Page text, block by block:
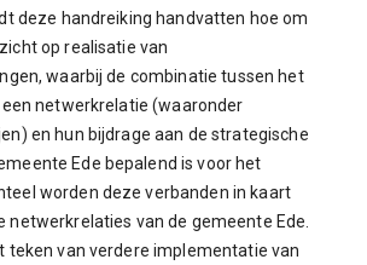
deze handreiking handvatten hoe om
op realisatie van
waarbij de combinatie tussen het
netwerkrelatie (waaronder
en hun bijdrage aan de strategische
Ede bepalend is voor het
worden deze verbanden in kaart
netwerkrelaties van de gemeente Ede.
teken van verdere implementatie van